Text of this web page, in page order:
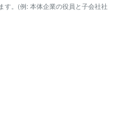
す。(例: 本体企業の役員と子会社社